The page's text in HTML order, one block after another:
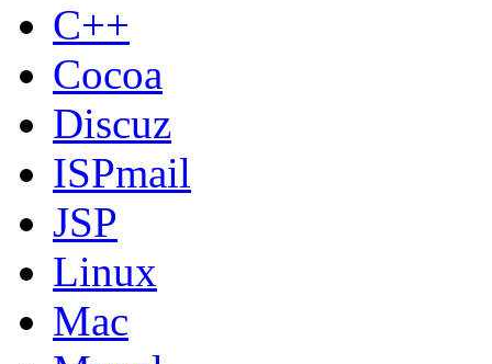
C++
Cocoa
Discuz
ISPmail
JSP
Linux
Mac